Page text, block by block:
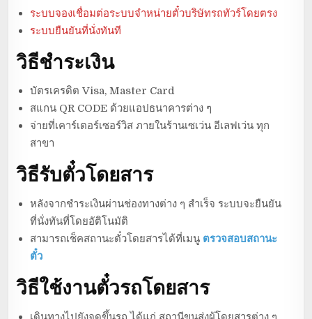
ระบบจองเชื่อมต่อระบบจำหน่ายตั๋วบริษัทรถทัวร์โดยตรง
ระบบยืนยันที่นั่งทันที
วิธีชำระเงิน
บัตรเครดิต Visa, Master Card
สแกน QR CODE ด้วยแอปธนาคารต่าง ๆ
จ่ายที่เคาร์เตอร์เซอร์วิส ภายในร้านเซเว่น อีเลฟเว่น ทุก
สาขา
วิธีรับตั๋วโดยสาร
หลังจากชำระเงินผ่านช่องทางต่าง ๆ สำเร็จ ระบบจะยืนยัน
ที่นั่งทันที่โดยอัติโนมัติ
สามารถเช็คสถานะตั๋วโดยสารได้ที่เมนู ตรวจสอบสถานะ
ตั๋ว
วิธีใช้งานตั๋วรถโดยสาร